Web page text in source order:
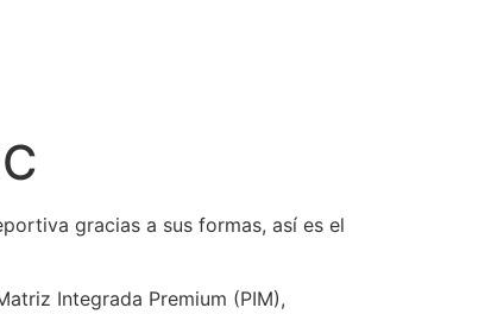
gracias a sus formas, así es el
Integrada Premium (PIM),